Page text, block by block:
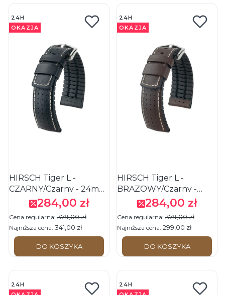
24H
OKAZJA
HIRSCH Tiger L -
CZARNY/Czarny - 24mm
- Skórzano-kauczukowy
pasek do zegarka
Cena promocyjna
284,00 zł
Cena regularna: 379,00 zł
Najniższa cena: 341,00 zł
DO KOSZYKA
24H
OKAZJA
HIRSCH Tiger L -
BRĄZOWY/Czarny -
18mm - Skórzano-
kauczukowy pasek do
zegarka
Cena promocyjna
284,00 zł
Cena regularna: 379,00 zł
Najniższa cena: 299,00 zł
DO KOSZYKA
24H
24H